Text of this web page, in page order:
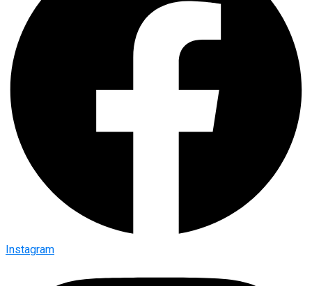
Instagram